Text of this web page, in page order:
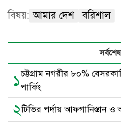
বিষয়: আমার দেশ বরিশাল
সর্বশেষ
১চট্টগ্রাম নগরীর ৮০%
পার্কিং
২টিভির পর্দায় আফগানিস্তান